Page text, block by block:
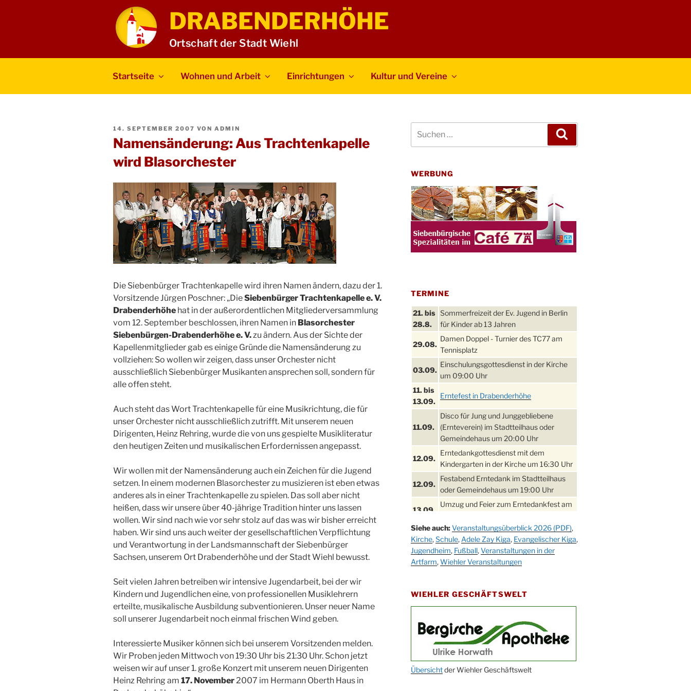
DRABENDERHÖHE
Ortschaft der Stadt Wiehl
Startseite Wohnen und Arbeit Einrichtungen Kultur und Vereine
VERÖFFENTLICHT
14. SEPTEMBER 2007 VON ADMIN
Namensänderung: Aus Trachtenkapelle
wird Blasorchester
Die Siebenbürger Trachtenkapelle wird ihren Namen ändern, dazu der 1.
Vorsitzende Jürgen Poschner: „DieSiebenbürger Trachtenkapelle e. V.
Drabenderhöhe hat in der außerordentlichen Mitgliederversammlung
vom 12. September beschlossen, ihren Namen in Blasorchester
Siebenbürgen-Drabenderhöhe e. V.zu ändern. Aus der Sichte der
Kapellenmitglieder gab es einige Gründe die Namensänderung zu
vollziehen: So wollen wir zeigen, dass unser Orchester nicht
ausschließlich Siebenbürger Musikanten ansprechen soll, sondern für
alle offen steht.
Auch steht das Wort Trachtenkapelle für eine Musikrichtung, die für
unser Orchester nicht ausschließlich zutrifft. Mit unserem neuen
Dirigenten, Heinz Rehring, wurde die von uns gespielte Musikliteratur
den heutigen Zeiten und musikalischen Erfordernissen angepasst.
Wir wollen mit der Namensänderung auch ein Zeichen für die Jugend
setzen. In einem modernen Blasorchester zu musizieren ist eben etwas
anderes als in einer Trachtenkapelle zu spielen. Das soll aber nicht
heißen, dass wir unsere über 40-jährige Tradition hinter uns lassen
wollen. Wir sind nach wie vor sehr stolz auf das was wir bisher erreicht
haben. Wir sind uns auch weiter der gesellschaftlichen Verpflichtung
und Verantwortung in der Landsmannschaft der Siebenbürger
Sachsen, unserem Ort Drabenderhöhe und der Stadt Wiehl bewusst.
Seit vielen Jahren betreiben wir intensive Jugendarbeit, bei der wir
Kindern und Jugendlichen eine, von professionellen Musiklehrern
erteilte, musikalische Ausbildung subventionieren. Unser neuer Name
soll unserer Jugendarbeit noch einmal frischen Wind geben.
Interessierte Musiker können sich bei unserem Vorsitzenden melden.
Wir Proben jeden Mittwoch von 19:30 Uhr bis 21:30 Uhr. Schon jetzt
weisen wir auf unser 1. große Konzert mit unserem neuen Dirigenten
Heinz Rehring am 17. November2007 im Hermann Oberth Haus in
nach:
WERBUNG
TERMINE
21. bis
28.8.
Sommerfreizeit der Ev. Jugend in Berlin
für Kinder ab 13 Jahren
29.08.
Damen Doppel - Turnier des TC77 am
Tennisplatz
03.09.
Einschulungsgottesdienst in der Kirche
um 09:00 Uhr
11. bis
13.09.
Erntefest in Drabenderhöhe
11.09.
Disco für Jung und Junggebliebene
(Ernteverein) im Stadtteilhaus oder
Gemeindehaus um 20:00 Uhr
12.09.
Erntedankgottesdienst mit dem
Kindergarten in der Kirche um 16:30 Uhr
12.09.
Festabend Erntedank im Stadtteilhaus
oder Gemeindehaus um 19:00 Uhr
13.09.
Umzug und Feier zum Erntedankfest am
19.09.
Schlagerabend im Stadtteilhaus
Drabenderhöhe
25. u.
26.09.
Oktoberfest im Cafe XXS
10-12 Uhr
Afterwork-Andacht um 18:00 Uhr in der
10.10.
Sandmännchen-Gottesdienst in der
Kirche oder im Ev. Gemeindehaus um
18:00 Uhr
11.10.
Oktoberfest MGV im Stadtteilhaus um
Siehe auch: Veranstaltungsüberblick 2026 (PDF),
Kirche,Schule, Adele Zay Kiga, Evangelischer Kiga,
Jugendheim, Fußball,Veranstaltungen in der
Artfarm,Wiehler Veranstaltungen
WIEHLER GESCHÄFTSWELT
Übersichtder Wiehler Geschäftswelt